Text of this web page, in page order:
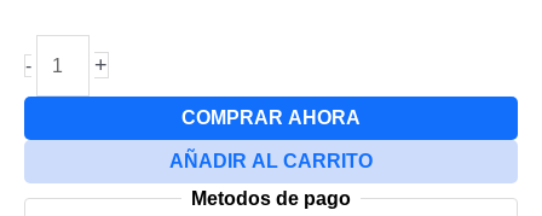
-
Mechanic
0
cantidad
+
COMPRAR AHORA
AÑADIR AL CARRITO
Metodos de pago